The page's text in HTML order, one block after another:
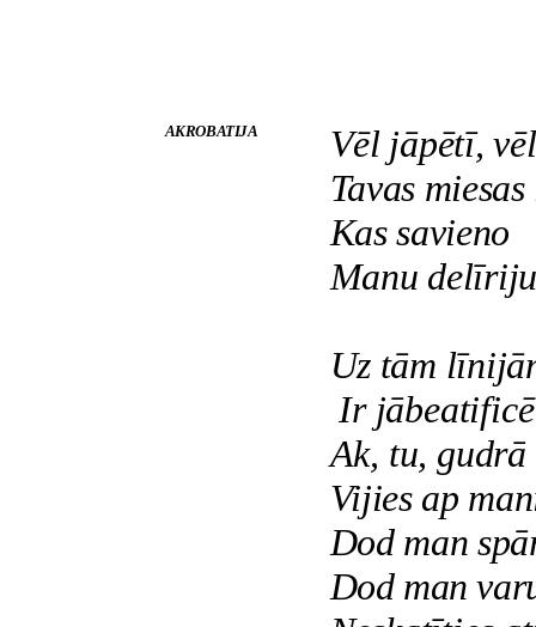
AKROBATIJA
Vēl jāpētī,
Tavas
Kas savieno
Manu
Uz tām
Ir
Ak, tu, gudrā
Vijies ap
Dod man
Dod man